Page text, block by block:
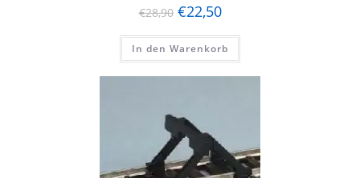
€28,90 €22,50
In den Warenkorb